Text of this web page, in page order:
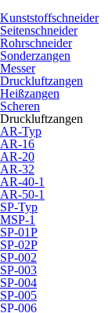
Kunststoffschneider
Seitenschneider
Rohrschneider
Sonderzangen
Messer
Druckluftzangen
Heißzangen
Scheren
Druckluftzangen
AR-Typ
AR-16
AR-20
AR-32
AR-40-1
AR-50-1
SP-Typ
MSP-1
SP-01P
SP-02P
SP-002
SP-003
SP-004
SP-005
SP-006